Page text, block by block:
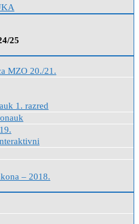
25
MZO 20./21.
1. razred
– 2018.